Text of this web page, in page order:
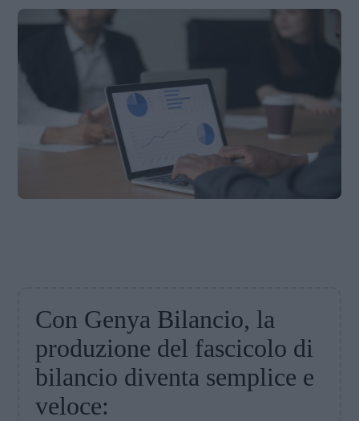
Con Genya Bilancio, la
produzione del fascicolo di
bilancio diventa semplice e
veloce: